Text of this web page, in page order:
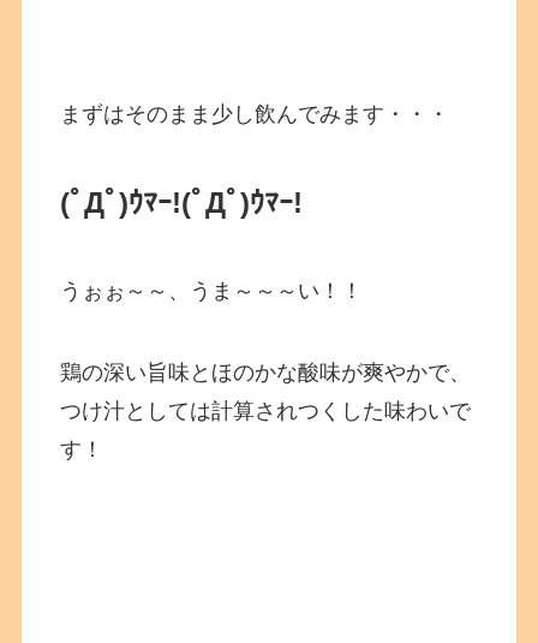
まずはそのまま少し飲んでみます・・・
(ﾟДﾟ)ｳﾏｰ!(ﾟДﾟ)ｳﾏｰ!
うぉぉ～～、うま～～～い！！
鶏の深い旨味とほのかな酸味が爽やかで、
つけ汁としては計算されつくした味わいで
す！